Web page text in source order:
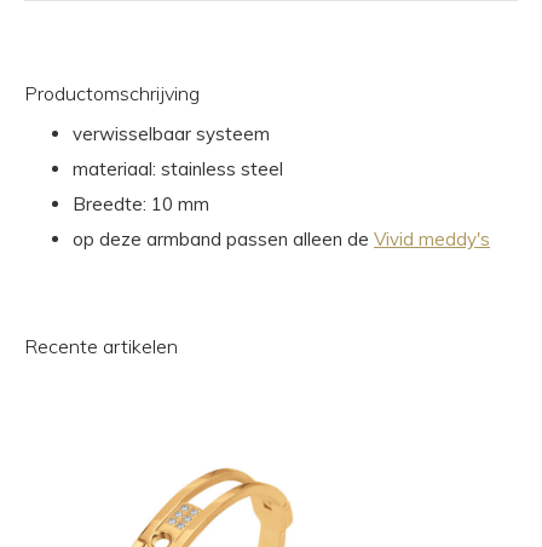
Productomschrijving
verwisselbaar systeem
materiaal: stainless steel
Breedte: 10 mm
op deze armband passen alleen de Vivid meddy's
Recente artikelen